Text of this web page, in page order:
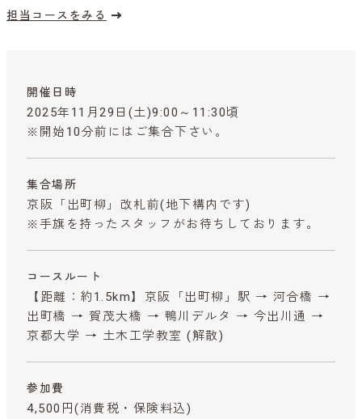
担当コースをみる
開催日時
2025年11月29日(土)9:00～11:30頃
※開始10分前にはご集合下さい。
集合場所
京阪「出町柳」改札前(地下構内です)
※手旗を持ったスタッフがお待ちしております。
コースルート
【距離：約1.5km】京阪「出町柳」駅 → 河合橋 →
出町橋 → 賀茂大橋 → 鴨川デルタ → 今出川通 →
京都大学 → 土木工学教室 (解散)
参加費
4,500円 (消費税・保険料込)